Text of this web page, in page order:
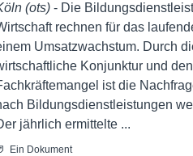
(ots) - Die
rechnen für das
Umsatzwachstum. Durch
Konjunktur und
ist die
Bildungsdienstleistungen
jährlich ermittelte ...
Ein Dokument